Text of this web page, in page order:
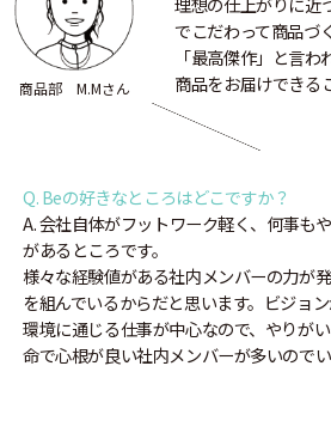
商品部 M.Mさん
でこだわって商品づ
「最高傑作」と言
商品をお届けできる
Q. Beの好きなところはどこですか？
A. 会社自体がフットワーク軽く、何事も
があるところです。
様々な経験値がある社内メンバーの力が
を組んでいるからだと思います。ビジョ
環境に通じる仕事が中心なので、やりが
命で心根が良い社内メンバーが多いので